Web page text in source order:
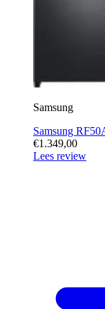
Samsung
Samsung
€1.349,00
Lees review